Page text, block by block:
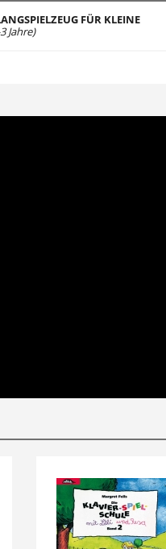
FÜR KLEINE
Jahre)